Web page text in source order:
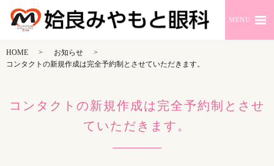
MENU
HOME
お知らせ
コンタクトの新規作成は完全予約制とさせていただきます。
コンタクトの新規作成は完全予約制とさせ
ていただきます。